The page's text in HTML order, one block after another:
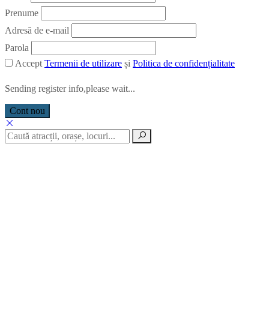
Prenume
Adresă de e-mail
Parola
Accept Termenii de utilizare și Politica de confidențialitate
Sending register info,please wait...
Cont nou